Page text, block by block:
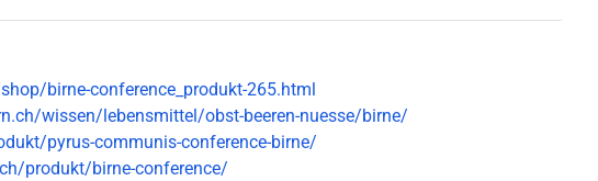
birne-conference_produkt-265.html
wissen/lebensmittel/obst-beeren-nuesse/birne/
pyrus-communis-conference-birne/
produkt/birne-conference/